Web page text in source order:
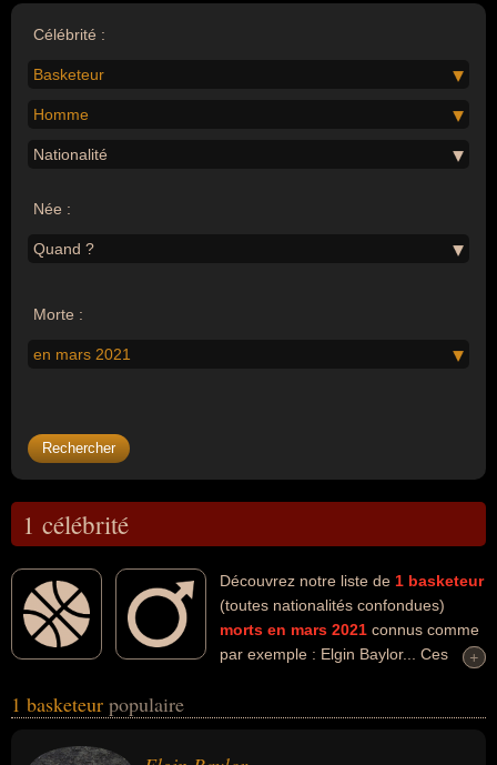
Célébrité :
Basketeur
Homme
Nationalité
Née :
Quand ?
Morte :
en mars 2021
1 célébrité
Découvrez notre liste de 1 basketeur
(toutes nationalités confondues)
morts en mars 2021 connus comme
par exemple : Elgin Baylor... Ces
dans les domaines du basket-ball, du sport ou du sport collectif.
de basket ou sportif. En ce qui concerne leurs nationalités au
+
+
1 basketeur populaire